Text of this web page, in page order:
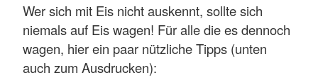
Wer sich mit Eis nicht auskennt, sollte sich
niemals auf Eis wagen! Für alle die es dennoch
wagen, hier ein paar nützliche Tipps (unten
auch zum Ausdrucken):